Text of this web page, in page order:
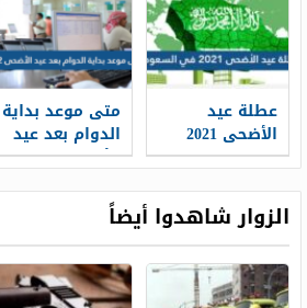
عطلة عيد
الأضحى 2021
في السعودية
متى موعد بداية
الدوام بعد عيد
الأضحى 1442
الزوار شاهدوا أيضاً